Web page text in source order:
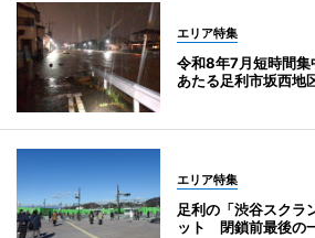
エリア特集
令和8年7月短時間
あたる足利市坂西地
エリア特集
足利の「渋谷スクラ
ット 閉鎖前最後の